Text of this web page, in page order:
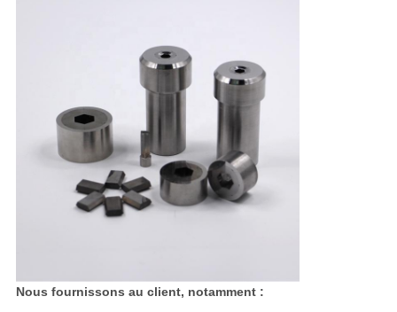
Nous fournissons au client, notamment :